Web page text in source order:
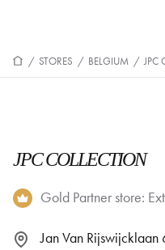
/ STORES / BELGIUM / JPC
JPC COLLECTION
Gold Partner store:
Jan Van Rijswijcklaan